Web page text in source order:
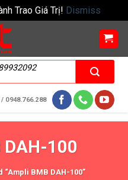
Trao Giá Trị! Dismiss
0948.766.288
100
“Ampli BMB DAH-100”